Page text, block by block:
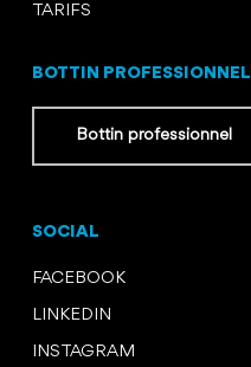
TARIFS
BOTTIN PROFESSIONNEL
Bottin professionnel
SOCIAL
FACEBOOK
LINKEDIN
INSTAGRAM